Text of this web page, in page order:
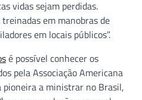
vidas sejam perdidas.
em manobras de
em locais públicos”.
é possível conhecer os
pela Associação Americana
pioneira a ministrar no Brasil,